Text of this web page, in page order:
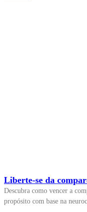
Liberte-se da
Descubra como vencer a
propósito com base na